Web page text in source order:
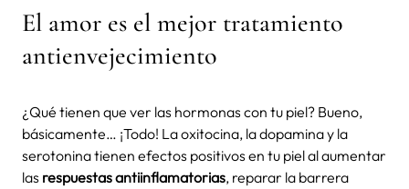
El amor es el mejor tratamiento
antienvejecimiento
¿Qué tienen que ver las hormonas con tu piel? Bueno,
básicamente… ¡Todo! La oxitocina, la dopamina y la
serotonina tienen efectos positivos en tu piel al aumentar
las respuestas antiinflamatorias, reparar la barrera